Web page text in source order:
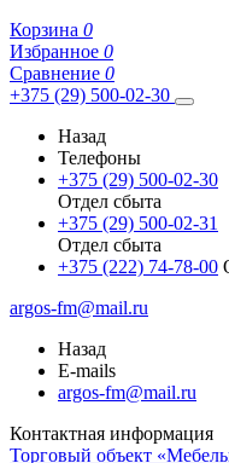
Корзина 0
Избранное 0
Сравнение 0
+375 (29) 500-02-30
Назад
Телефоны
+375 (29) 500-02-30
Отдел сбыта
+375 (29) 500-02-31
Отдел сбыта
+375 (222) 74-78-00
argos-fm@mail.ru
Назад
E-mails
argos-fm@mail.ru
Контактная информация
Торговый объект